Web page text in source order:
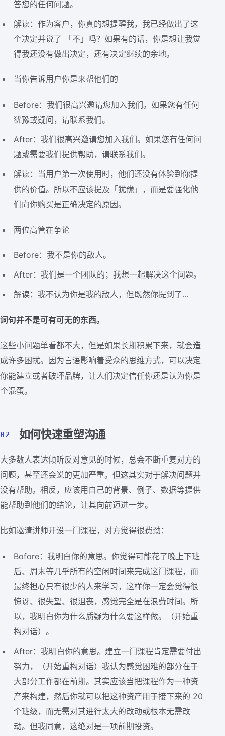
答您的任何问题。
解读：作为客户，你真的想提醒我，我已经做出了这
个决定并说了 「不」吗？如果有的话，你是想让我觉
得我还没有做出决定，还有决定继续的余地。
当你告诉用户你是来帮他们的
Before：我们很高兴邀请您加入我们。如果您有任何
犹豫或疑问，请联系我们。
After：我们很高兴邀请您加入我们。如果您有任何问
题或需要我们提供帮助，请联系我们。
解读：当用户第一次使用时，他们还没有体验到你提
供的价值。所以不应该提及「犹豫」，而是要强化他
们向你购买是正确决定的原因。
两位高管在争论
Before：我不是你的敌人。
After：我们是一个团队的；我想一起解决这个问题。
解读：我不认为你是我的敌人，但既然你提到了...
词句并不是可有可无的东西。
这些小问题单看都不大，但是如果长期积累下来，就会造
成许多困扰。因为言语影响着受众的思维方式，可以决定
你能建立或者破坏品牌，让人们决定信任你还是认为你是
个混蛋。
02 如何快速重塑沟通
大多数人表达倾听反对意见的时候，总会不断重复对方的
问题，甚至还会说的更加严重。但这其实对于解决问题并
没有帮助。相反，应该用自己的背景、例子、数据等提供
能帮助到他们的结论，让其向前迈进一步。
比如邀请讲师开设一门课程，对方觉得很费劲：
Bofore：我明白你的意思。你觉得可能花了晚上下班
后、周末等几乎所有的空闲时间来完成这门课程，而
最终担心只有很少的人来学习，这样你一定会觉得很
惊讶、很失望、很沮丧，感觉完全是在浪费时间。所
以，我明白你为什么质疑为什么要这样做。（开始重
构对话）。
After：我明白你的意思。建立一门课程肯定需要付出
努力，（开始重构对话）我认为感觉困难的部分在于
大部分工作都在前期。其实应该当把课程作为一种资
产来构建，然后你就可以把这种资产用于接下来的 20
个班级，而无需对其进行太大的改动或根本无需改
动。但我同意，这绝对是一项前期投资。